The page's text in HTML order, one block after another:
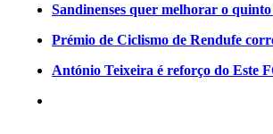
Sandinenses quer melhorar o
Prémio de Ciclismo de Rendufe
António Teixeira é reforço do Este